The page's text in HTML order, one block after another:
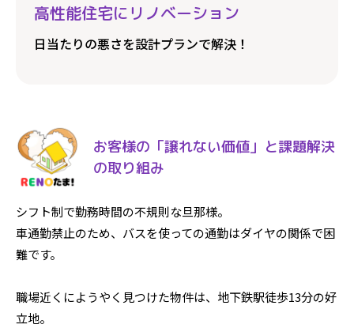
高性能住宅にリノベーション
日当たりの悪さを設計プランで解決！
お客様の「譲れない価値」と課題解決
の取り組み
シフト制で勤務時間の不規則な旦那様。
車通勤禁止のため、バスを使っての通勤はダイヤの関係で困
難です。
職場近くにようやく見つけた物件は、地下鉄駅徒歩13分の好
立地。